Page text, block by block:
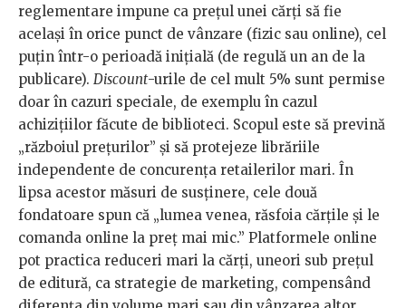
reglementare impune ca prețul unei cărți să fie
același în orice punct de vânzare (fizic sau online), cel
puțin într-o perioadă inițială (de regulă un an de la
publicare). Discount-urile de cel mult 5% sunt permise
doar în cazuri speciale, de exemplu în cazul
achizițiilor făcute de biblioteci. Scopul este să prevină
„războiul prețurilor” și să protejeze librăriile
independente de concurența retailerilor mari. În
lipsa acestor măsuri de susținere, cele două
fondatoare spun că „lumea venea, răsfoia cărțile și le
comanda online la preț mai mic.” Platformele online
pot practica reduceri mari la cărți, uneori sub prețul
de editură, ca strategie de marketing, compensând